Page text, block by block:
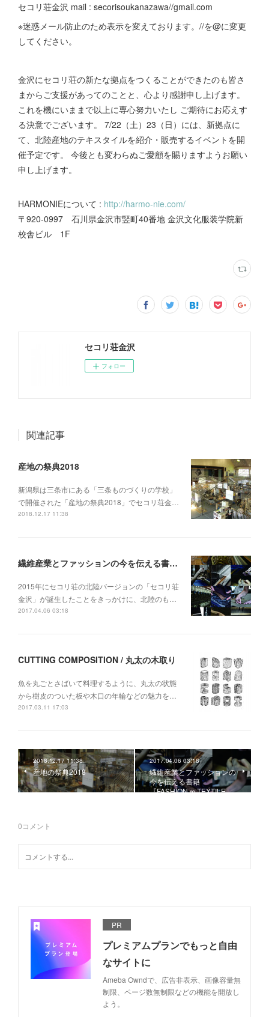
セコリ荘金沢 mail : secorisoukanazawa//gmail.com
※迷惑メール防止のため表示を変えております。//を@に変更
してください。
金沢にセコリ荘の新たな拠点をつくることができたのも皆さ
まからご支援があってのことと、心より感謝申し上げます。
これを機にいままで以上に専心努力いたし ご期待にお応えす
る決意でございます。 7/22（土）23（日）には、新拠点に
て、北陸産地のテキスタイルを紹介・販売するイベントを開
催予定です。 今後とも変わらぬご愛顧を賜りますようお願い
申し上げます。
HARMONIEについて : http://harmo-nie.com/
〒920-0997 石川県金沢市竪町40番地 金沢文化服装学院新
校舎ビル 1F
セコリ荘金沢
フォロー
関連記事
産地の祭典2018
新潟県は三条市にある「三条ものづくりの学校」
で開催された「産地の祭典2018」でセコリ荘金…
2018.12.17 11:38
繊維産業とファッションの今を伝える書籍『FASHION ∞ TEXTILE』出版のお知らせ
2015年にセコリ荘の北陸バージョンの「セコリ荘
金沢」が誕生したことをきっかけに、北陸のも…
2017.04.06 03:18
CUTTING COMPOSITION / 丸太の木取り
魚を丸ごとさばいて料理するように、丸太の状態
から樹皮のついた板や木口の年輪などの魅力を…
2017.03.11 17:03
2018.12.17 11:38
産地の祭典2018
2017.04.06 03:18
繊維産業とファッションの
今を伝える書籍
『FASHION ∞ TEXTILE…
0コメント
PR
プレミアムプランでもっと自由
なサイトに
Ameba Owndで、広告非表示、画像容量無
制限、ページ数無制限などの機能を開放し
よう。